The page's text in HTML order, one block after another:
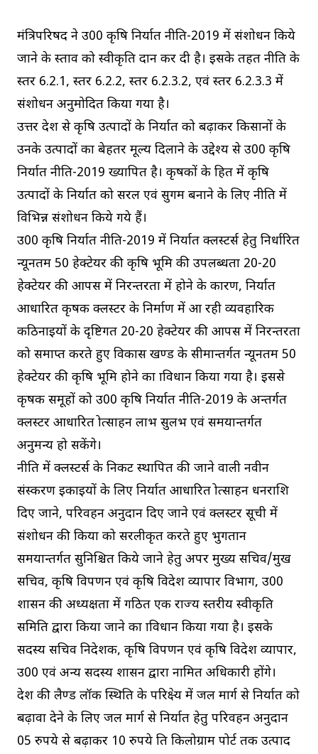
मंत्रिपरिषद ने उ0प्र0 कृषि निर्यात नीति-2019 में संशोधन किये
जाने के प्रस्ताव को स्वीकृति प्रदान कर दी है। इसके तहत नीति के
प्रस्तर 6.2.1, प्रस्तर 6.2.2, प्रस्तर 6.2.3.2, एवं प्रस्तर 6.2.3.3 में
संशोधन अनुमोदित किया गया है।
उत्तर प्रदेश से कृषि उत्पादों के निर्यात को बढ़ाकर किसानों के
उनके उत्पादों का बेहतर मूल्य दिलाने के उद्देश्य से उ0प्र0 कृषि
निर्यात नीति-2019 प्रख्यापित है। कृषकों के हित में कृषि
उत्पादों के निर्यात को सरल एवं सुगम बनाने के लिए नीति में
विभिन्न संशोधन किये गये हैं।
उ0प्र0 कृषि निर्यात नीति-2019 में निर्यात क्लस्टर्स हेतु निर्धारित
न्यूनतम 50 हेक्टेयर की कृषि भूमि की उपलब्धता 20-20
हेक्टेयर की आपस में निरन्तरता में होने के कारण, निर्यात
आधारित कृषक क्लस्टर के निर्माण में आ रही व्यवहारिक
कठिनाइयों के दृष्टिगत 20-20 हेक्टेयर की आपस में निरन्तरता
को समाप्त करते हुए विकास खण्ड के सीमान्तर्गत न्यूनतम 50
हेक्टेयर की कृषि भूमि होने का प्राविधान किया गया है। इससे
कृषक समूहों को उ0प्र0 कृषि निर्यात नीति-2019 के अन्तर्गत
क्लस्टर आधारित प्रोत्साहन लाभ सुलभ एवं समयान्तर्गत
अनुमन्य हो सकेंगे।
नीति में क्लस्टर्स के निकट स्थापित की जाने वाली नवीन
प्रसंस्करण इकाइयों के लिए निर्यात आधारित प्रोत्साहन धनराशि
दिए जाने, परिवहन अनुदान दिए जाने एवं क्लस्टर सूची में
संशोधन की प्रकिया को सरलीकृत करते हुए भुगतान
समयान्तर्गत सुनिश्चित किये जाने हेतु अपर मुख्य सचिव/प्रमुख
सचिव, कृषि विपणन एवं कृषि विदेश व्यापार विभाग, उ0प्र0
शासन की अध्यक्षता में गठित एक राज्य स्तरीय स्वीकृति
समिति द्वारा किया जाने का प्राविधान किया गया है। इसके
सदस्य सचिव निदेशक, कृषि विपणन एवं कृषि विदेश व्यापार,
उ0प्र0 एवं अन्य सदस्य शासन द्वारा नामित अधिकारी होंगे।
प्रदेश की लैण्ड लॉक स्थिति के परिप्रेक्ष्य में जल मार्ग से निर्यात को
बढ़ावा देने के लिए जल मार्ग से निर्यात हेतु परिवहन अनुदान
05 रुपये से बढ़ाकर 10 रुपये प्रति किलोग्राम पोर्ट तक उत्पाद